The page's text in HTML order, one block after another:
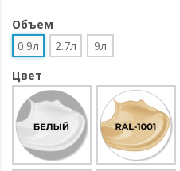
Объем
0.9л
2.7л
9л
Цвет